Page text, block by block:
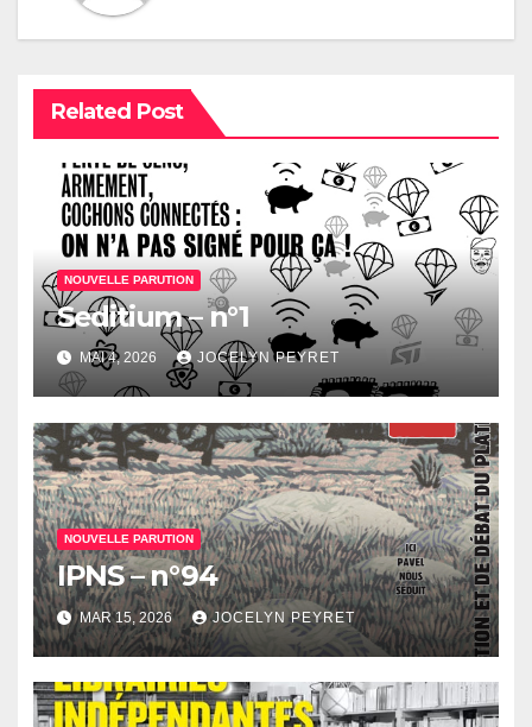
Related Post
NOUVELLE PARUTION
Seditium – n°1
MAI 4, 2026 JOCELYN PEYRET
NOUVELLE PARUTION
IPNS – n°94
MAR 15, 2026 JOCELYN PEYRET